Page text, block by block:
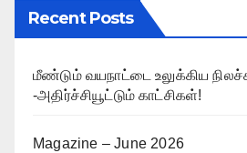
Recent Posts
மீண்டும் வயநாட்டை உலுக்கிய
-அதிர்ச்சியூட்டும் காட்சிகள்!
Magazine – June 2026